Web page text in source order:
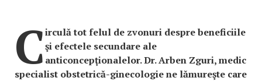
Circulă tot felul de zvonuri despre beneficiile
şi efectele secundare ale
anticoncepţionalelor. Dr. Arben Zguri, medic
specialist obstetrică-ginecologie ne lămureşte care